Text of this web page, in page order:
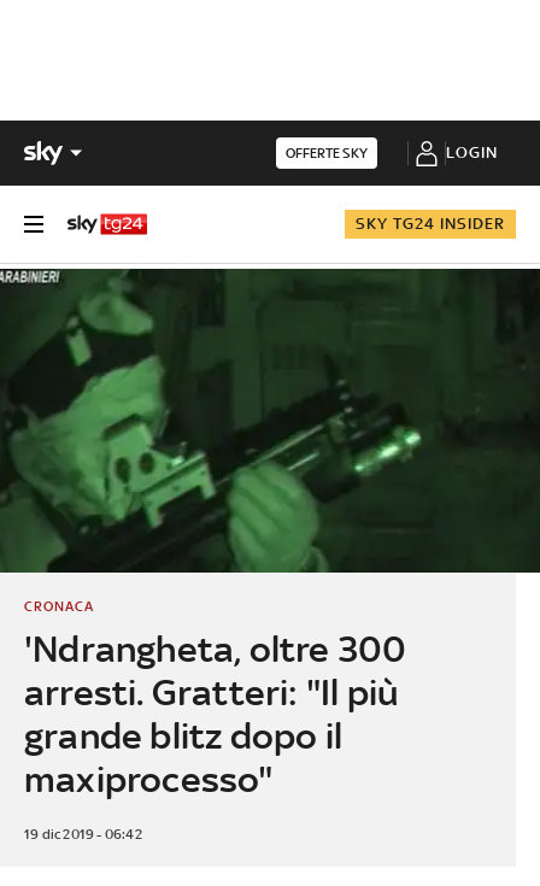
OFFERTE SKY LOGIN
SKY TG24 INSIDER
'Ndrangheta, oltre 300
arresti. Gratteri: "Il più
grande blitz dopo il
maxiprocesso"
CRONACA
19 dic 2019 - 06:42